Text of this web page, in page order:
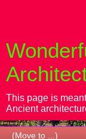
This page is
Ancient